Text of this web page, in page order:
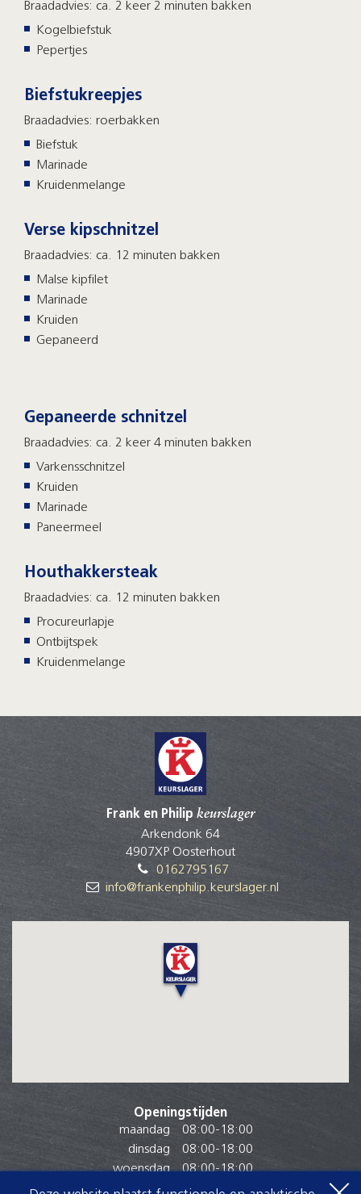
Braadadvies: ca. 2 keer 2 minuten bakken
Kogelbiefstuk
Pepertjes
Biefstukreepjes
Braadadvies: roerbakken
Biefstuk
Marinade
Kruidenmelange
Verse kipschnitzel
Braadadvies: ca. 12 minuten bakken
Malse kipfilet
Marinade
Kruiden
Gepaneerd
Gepaneerde schnitzel
Braadadvies: ca. 2 keer 4 minuten bakken
Varkensschnitzel
Kruiden
Marinade
Paneermeel
Houthakkersteak
Braadadvies: ca. 12 minuten bakken
Procureurlapje
Ontbijtspek
Kruidenmelange
Frank en Philip keurslager
Arkendonk 64
4907XP Oosterhout
0162795167
info@frankenphilip.keurslager.nl
Openingstijden
maandag
08:00-18:00
dinsdag
08:00-18:00
woensdag
08:00-18:00
donderdag
08:00 -